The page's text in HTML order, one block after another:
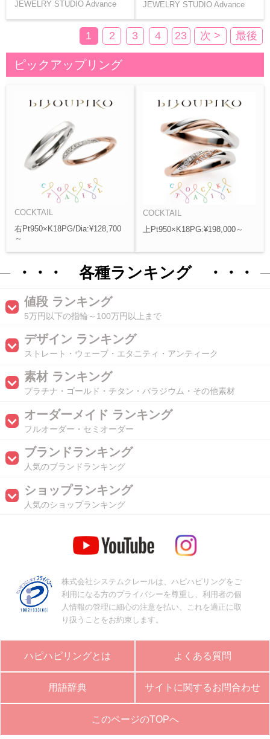
JEWELRY STUDIO Advance
JEWELRY STUDIO Advance
1 2 3 4 23 次 > 最後
ピックアップリング
COCKTAIL
右Pt950×K18PG/Dia:¥128,700
～
COCKTAIL
上Pt950×K18PG:¥198,000～
・・・ 各種ランキング ・・・
値段 ランキング
5万円以下の指輪～100万円以上まで
デザイン ランキング
ストレート・ウェーブ・エタニティ・アンティーク
素材 ランキング
プラチナ・ゴールド・チタン・パラジウム・その他素材
オーダーメイド ランキング
フルオーダー・セミオーダー
ブランドランキング
人気のブランドランキング
ショップランキング
人気のショップランキング
株式会社システムクレールは、ハピハピリングをご
利用になる方のプライバシーを尊重し、利用者の個
人情報の管理に細心の注意を払い、これを適正に取
り扱うことをお約束します。
ハピハピリングとは よくある質問
用語辞典 サイトに関するお問合わせ
このページのTOPへ